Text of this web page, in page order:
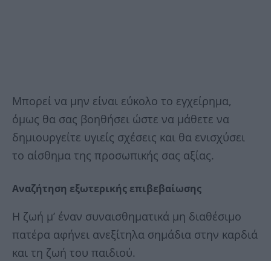
Μπορεί να μην είναι εύκολο το εγχείρημα,
όμως θα σας βοηθήσει ώστε να μάθετε να
δημιουργείτε υγιείς σχέσεις και θα ενισχύσει
το αίσθημα της προσωπικής σας αξίας.
Αναζήτηση εξωτερικής επιβεβαίωσης
Η ζωή μ’ έναν συναισθηματικά μη διαθέσιμο
πατέρα αφήνει ανεξίτηλα σημάδια στην καρδιά
και τη ζωή του παιδιού.